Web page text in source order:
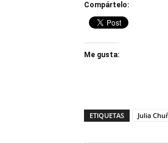
Compártelo:
Me gusta:
ETIQUETAS Julia